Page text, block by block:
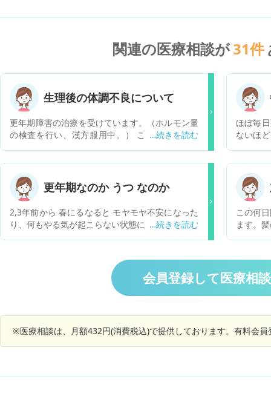
関連の医療相談が31件
生理後の体調不良について
更年期障害の治療を受けています。（ホルモン量
の検査を行い、漢方服用中。） ここ２～３か月
は、生理後が一番体調のよいときだったのです
が、身体が変化しているような気がします。（血
液検査の結果、貧血ではない） これも更年期障害
の症状の一つでしょうか？
ほぼ毎
ないほ
なり、
す。 人
るのか
更年期なのか うつ なのか
2,3年前から 春にるなると モヤモヤ不安になった
り、何もやる気が起こらない状態になります。 去
こらないって いうのが 一番で 寝つきはいいので
すが、朝早く 目覚めたり 途中何度も起きる状態
です。少し 頭が重い感じもあります。 婦人科か
心療内科 どちらを受診したら 良いのでしょう。
この何
ます。
会員登録して医療相
※医療相談は、月額432円(消費税込)で提供しております。有料会